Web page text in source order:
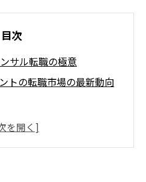
目次
サル転職の極意
トの転職市場の最新動向
ト経験者が評価される理